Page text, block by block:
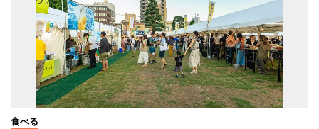
食べる